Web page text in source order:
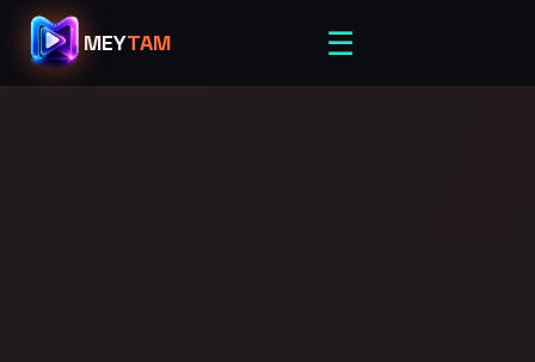
MEYTAM ☰